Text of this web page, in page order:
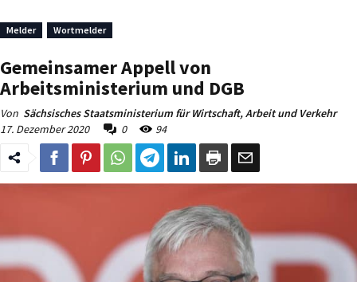
Melder Wortmelder
Gemeinsamer Appell von
Arbeitsministerium und DGB
Von Sächsisches Staatsministerium für Wirtschaft, Arbeit und Verkehr
17. Dezember 2020
0 94